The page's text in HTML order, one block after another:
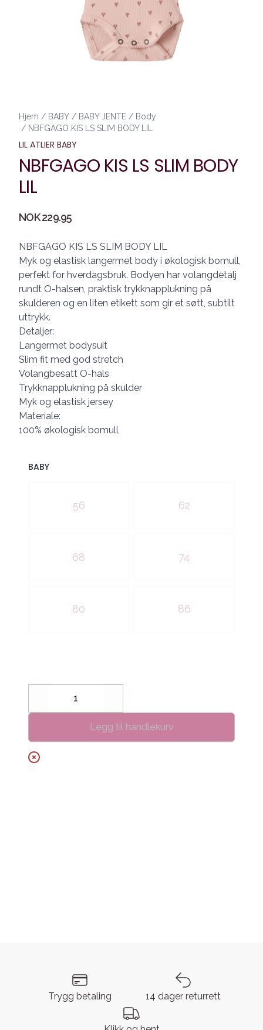
Hjem / BABY / BABY JENTE / Body
/ NBFGAGO KIS LS SLIM BODY LIL
LIL ATLIER BABY
NBFGAGO KIS LS SLIM BODY
LIL
Produktdetaljer
NOK 229.95
Description
NBFGAGO KIS LS SLIM BODY LIL
Myk og elastisk langermet body i økologisk bomull,
perfekt for hverdagsbruk. Bodyen har volangdetalj
rundt O-halsen, praktisk trykknapplukning på
skulderen og en liten etikett som gir et søtt, subtilt
uttrykk.
Detaljer:
Langermet bodysuit
Slim fit med god stretch
Volangbesatt O-hals
Trykknapplukning på skulder
Myk og elastisk jersey
Materiale:
100% økologisk bomull
BABY
56 62
68 74
80 86
Decrease
Legg til handlekurv
Trygg betaling 14 dager returrett